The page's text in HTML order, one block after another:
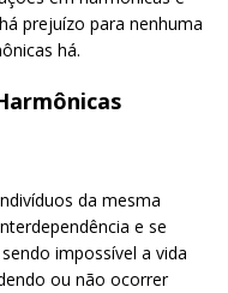
prejuízo para nenhuma
há.
da mesma
e se
impossível a vida
ou não ocorrer